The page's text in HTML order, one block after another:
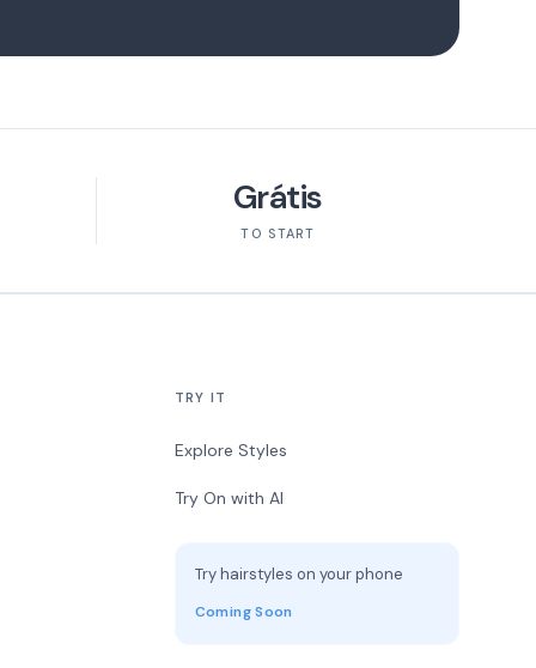
Grátis
TO START
TRY IT
Explore Styles
Try On with AI
Try hairstyles on your phone
Coming Soon